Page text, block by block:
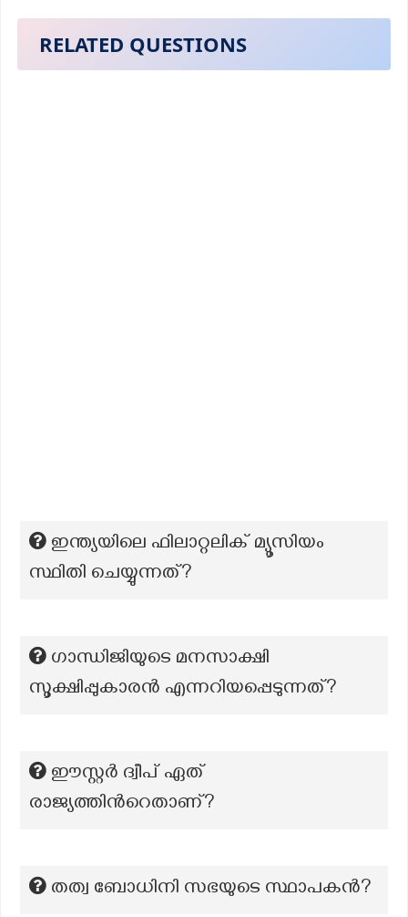
RELATED QUESTIONS
ഇന്ത്യയിലെ ഫിലാറ്റലിക് മ്യൂസിയം
സ്ഥിതി ചെയ്യുന്നത്?
ഗാന്ധിജിയുടെ മനസാക്ഷി
സൂക്ഷിപ്പുകാരൻ എന്നറിയപ്പെടുന്നത്?
ഈസ്റ്റർ ദ്വീപ് ഏത്
രാജ്യത്തിൻറെതാണ്?
തത്വ ബോധിനി സഭയുടെ സ്ഥാപകൻ?